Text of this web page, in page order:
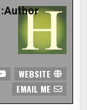
Author: